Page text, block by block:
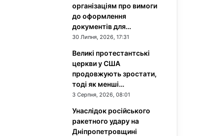
організаціям про вимоги
до оформлення
документів для…
30 Липня, 2026, 17:31
Великі протестантські
церкви у США
продовжують зростати,
тоді як менші…
3 Серпня, 2026, 08:01
Унаслідок російського
ракетного удару на
Дніпропетровщині